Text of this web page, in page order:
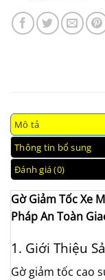
Mô tả
Thông tin bổ sung
Đánh giá (0)
Gờ Giảm Tốc Xe
Pháp An Toàn
1. Giới Thiệu
Gờ giảm tốc cao